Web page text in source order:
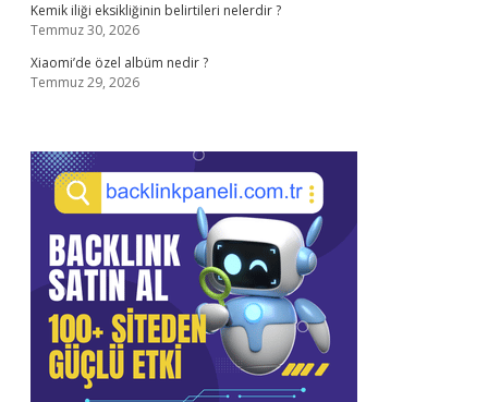
Kemik iliği eksikliğinin belirtileri nelerdir ?
Temmuz 30, 2026
Xiaomi’de özel albüm nedir ?
Temmuz 29, 2026